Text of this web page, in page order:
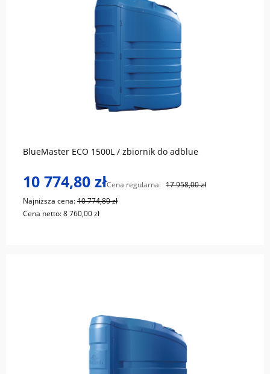
BlueMaster ECO 1500L / zbiornik do adblue
10 774,80 złCena regularna: 17 958,00 zł
Najniższa cena:10 774,80 zł
Cena netto:8 760,00 zł
do koszyka